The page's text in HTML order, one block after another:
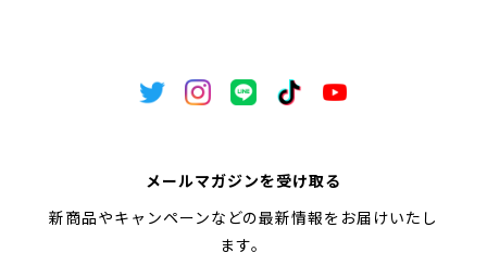
メールマガジンを受け取る
新商品やキャンペーンなどの最新情報をお届けいたし
ます。